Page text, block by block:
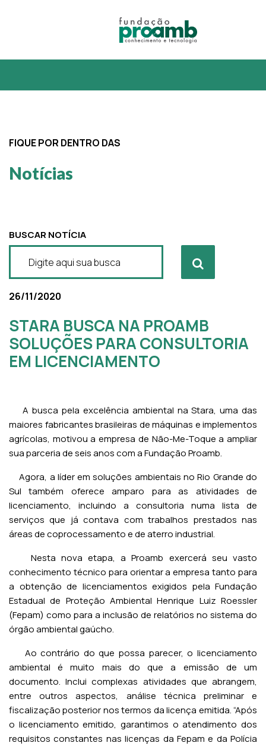
FIQUE POR DENTRO DAS
Notícias
BUSCAR NOTÍCIA
26/11/2020
STARA BUSCA NA PROAMB
SOLUÇÕES PARA CONSULTORIA
EM LICENCIAMENTO
A busca pela excelência ambiental na Stara, uma das
maiores fabricantes brasileiras de máquinas e implementos
agrícolas, motivou a empresa de Não-Me-Toque a ampliar
sua parceria de seis anos com a Fundação Proamb.
Agora, a líder em soluções ambientais no Rio Grande do
Sul também oferece amparo para as atividades de
licenciamento, incluindo a consultoria numa lista de
serviços que já contava com trabalhos prestados nas
áreas de coprocessamento e de aterro industrial.
Nesta nova etapa, a Proamb exercerá seu vasto
conhecimento técnico para orientar a empresa tanto para
a obtenção de licenciamentos exigidos pela Fundação
Estadual de Proteção Ambiental Henrique Luiz Roessler
(Fepam) como para a inclusão de relatórios no sistema do
órgão ambiental gaúcho.
Ao contrário do que possa parecer, o licenciamento
ambiental é muito mais do que a emissão de um
documento. Inclui complexas atividades que abrangem,
entre outros aspectos, análise técnica preliminar e
fiscalização posterior nos termos da licença emitida. “Após
o licenciamento emitido, garantimos o atendimento dos
requisitos constantes nas licenças da Fepam e da Polícia